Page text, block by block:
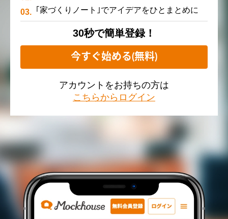
｢家づくりノート｣でアイデアをひとまとめに
30秒で簡単登録！
今すぐ始める(無料)
アカウントをお持ちの方は
こちらからログイン